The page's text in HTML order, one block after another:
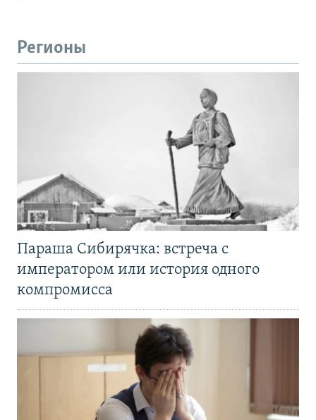
Регионы
Параша Сибирячка: встреча с
императором или история одного
компромисса